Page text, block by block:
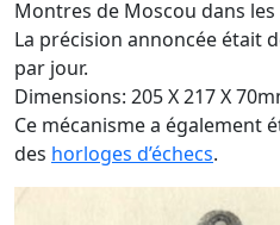
Montres de Moscou dans les
La précision annoncée était
par jour.
Dimensions: 205 X 217 X
Ce mécanisme a également
des horloges d’échecs.